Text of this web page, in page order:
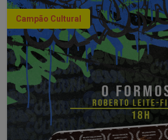
Campão Cultural